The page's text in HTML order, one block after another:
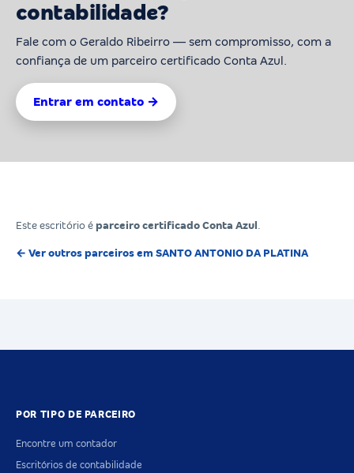
contabilidade?
Fale com o Geraldo Ribeirro — sem compromisso, com a
confiança de um parceiro certificado Conta Azul.
Entrar em contato →
Este escritório é parceiro certificado Conta Azul
← Ver outros parceiros em SANTO ANTONIO DA PLATINA
POR TIPO DE PARCEIRO
Encontre um contador
Escritórios de contabilidade